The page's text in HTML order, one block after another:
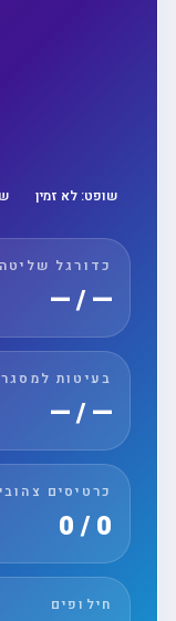
שופט:לא זמין
כדורגל שליטה
— / —
בעיטות למסגרת
— / —
כרטיסים צהובים
חילופים